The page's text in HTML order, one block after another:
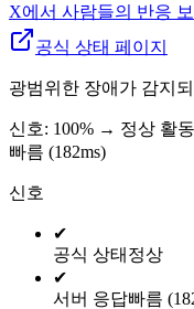
X에서 사람들의 반응
공식 상태 페이지
광범위한 장애가 감지
신호: 100% → 정상 활동
빠름 (182ms)
신호
✔
공식 상태 정상
✔
서버 응답빠름